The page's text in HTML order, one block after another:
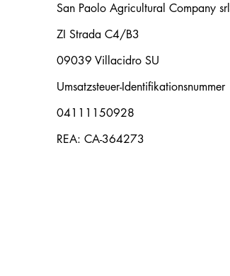
San Paolo Agricultural Company
ZI Strada C4/B3
09039 Villacidro SU
Umsatzsteuer-Identifikationsnummer
04111150928
REA: CA-364273